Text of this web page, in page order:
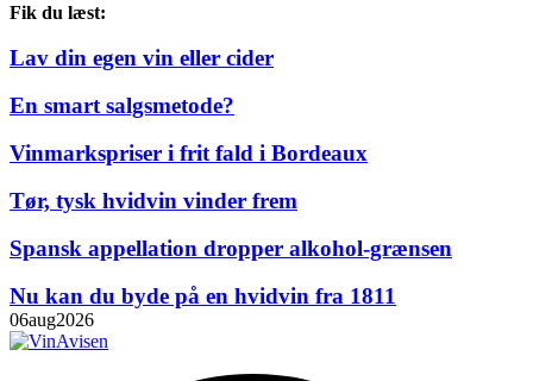
Fik du læst:
Lav din egen vin eller cider
En smart salgsmetode?
Vinmarkspriser i frit fald i Bordeaux
Tør, tysk hvidvin vinder frem
Spansk appellation dropper alkohol-grænsen
Nu kan du byde på en hvidvin fra 1811
06aug2026